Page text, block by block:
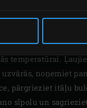
mērci,
un mīkstumu
temperatūrai.
noņemiet
pārgrieziet itāļu
sīpolu un